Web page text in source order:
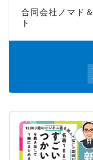
合同会社ノマド
ト